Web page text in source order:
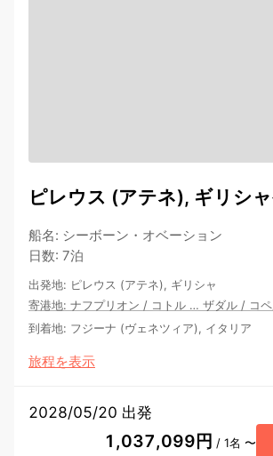
ピレウス (アテネ), ギリシ
船名: シーボーン・オベーション
日数: 7泊
出発地: ピレウス (アテネ), ギリシャ
寄港地: ナフプリオン / コトル … ザダル / コ
到着地: フジーナ (ヴェネツィア), イタリア
旅程を表示
2028/05/20 出発
1,037,099円 / 1名 〜